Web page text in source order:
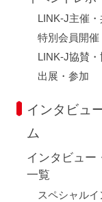
LINK-J主催・
特別会員開催
LINK-J協賛・
出展・参加
インタビュ
ム
インタビュー
一覧
スペシャルイ